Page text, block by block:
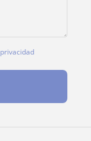
privacidad